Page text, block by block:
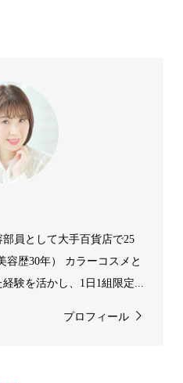
員として大手百貨店で25
容歴30年） カラーコスメと
験を活かし、1日1組限定...
プロフィール